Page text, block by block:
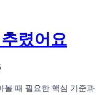
렸어요
볼 때 필요한 핵심 기준과